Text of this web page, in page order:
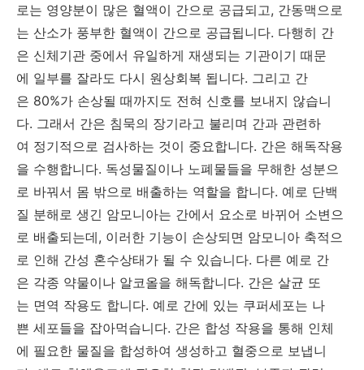
로는 영양분이 많은 혈액이 간으로 공급되고, 간동맥으로
는 산소가 풍부한 혈액이 간으로 공급됩니다. 다행히 간
은 신체기관 중에서 유일하게 재생되는 기관이기 때문
에 일부를 잘라도 다시 원상회복 됩니다. 그리고 간
은 80%가 손상될 때까지도 전혀 신호를 보내지 않습니
다. 그래서 간은 침묵의 장기라고 불리며 간과 관련하
여 정기적으로 검사하는 것이 중요합니다. 간은 해독작용
을 수행합니다. 독성물질이나 노폐물들을 무해한 성분으
로 바꿔서 몸 밖으로 배출하는 역할을 합니다. 예로 단백
질 분해로 생긴 암모니아는 간에서 요소로 바뀌어 소변으
로 배출되는데, 이러한 기능이 손상되면 암모니아 축적으
로 인해 간성 혼수상태가 될 수 있습니다. 다른 예로 간
은 각종 약물이나 알코올을 해독합니다. 간은 살균 또
는 면역 작용도 합니다. 예로 간에 있는 쿠퍼세포는 나
쁜 세포들을 잡아먹습니다. 간은 합성 작용을 통해 인체
에 필요한 물질을 합성하여 생성하고 혈중으로 보냅니